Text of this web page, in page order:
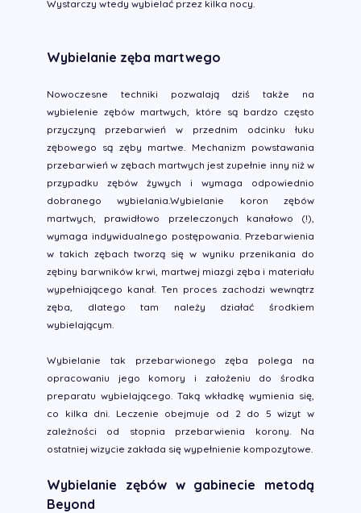
Wystarczy wtedy wybielać przez kilka nocy.
Wybielanie zęba martwego
Nowoczesne techniki pozwalają dziś także na
wybielenie zębów martwych, które są bardzo często
przyczyną przebarwień w przednim odcinku łuku
zębowego są zęby martwe. Mechanizm powstawania
przebarwień w zębach martwych jest zupełnie inny niż w
przypadku zębów żywych i wymaga odpowiednio
dobranego wybielania.Wybielanie koron zębów
martwych, prawidłowo przeleczonych kanałowo (!),
wymaga indywidualnego postępowania. Przebarwienia
w takich zębach tworzą się w wyniku przenikania do
zębiny barwników krwi, martwej miazgi zęba i materiału
wypełniającego kanał. Ten proces zachodzi wewnątrz
zęba, dlatego tam należy działać środkiem
wybielającym.
Wybielanie tak przebarwionego zęba polega na
opracowaniu jego komory i założeniu do środka
preparatu wybielającego. Taką wkładkę wymienia się,
co kilka dni. Leczenie obejmuje od 2 do 5 wizyt w
zależności od stopnia przebarwienia korony. Na
ostatniej wizycie zakłada się wypełnienie kompozytowe.
Wybielanie zębów w gabinecie metodą
Beyond